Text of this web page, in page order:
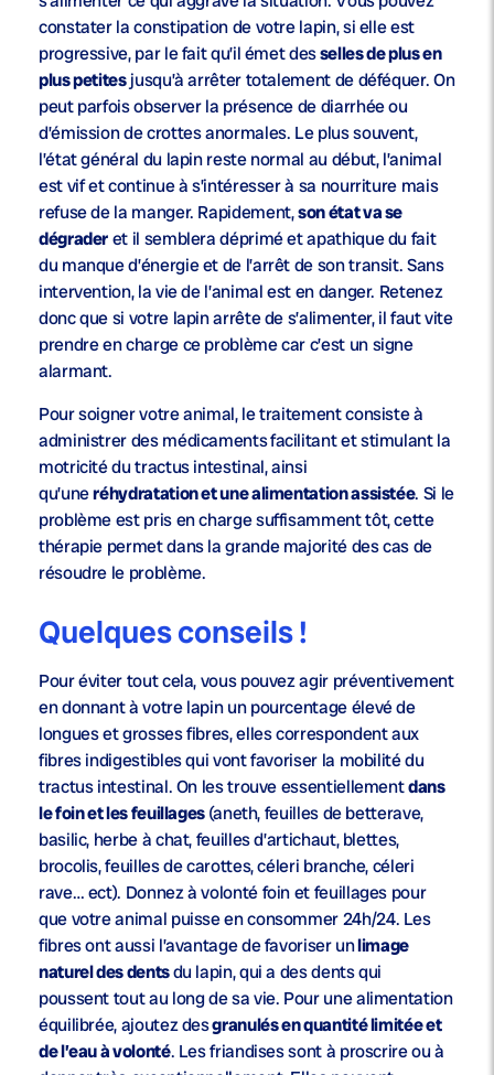
constater la constipation de votre lapin, si elle est
progressive, par le fait qu’il émet desselles de plus en
plus petitesjusqu’à arrêter totalement de déféquer. On
peut parfois observer la présence de diarrhée ou
d’émission de crottes anormales. Le plus souvent,
l’état général du lapin reste normal au début, l’animal
est vif et continue à s’intéresser à sa nourriture mais
refuse de la manger. Rapidement,son état va se
dégraderet il semblera déprimé et apathique du fait
du manque d’énergie et de l’arrêt de son transit. Sans
intervention, la vie de l’animal est en danger. Retenez
donc que si votre lapin arrête de s’alimenter, il faut vite
prendre en charge ce problème car c’est un signe
alarmant.
Pour soigner votre animal, le traitement consiste à
administrer des médicamentsfacilitant et stimulant la
motricité du tractus intestinal, ainsi
qu’uneréhydratation et une alimentation assistée. Si le
problème est pris en charge suffisamment tôt, cette
thérapie permet dans la grande majorité des cas de
résoudre le problème.
Quelques conseils !
Pour éviter tout cela, vous pouvez agir préventivement
en donnant à votre lapin un pourcentage élevé de
longues et grosses fibres, elles correspondent aux
fibres indigestibles qui vont favoriser la mobilité du
tractus intestinal. On les trouve essentiellementdans
le foin et les feuillages(aneth, feuilles de betterave,
basilic, herbe à chat, feuilles d’artichaut, blettes,
brocolis, feuilles de carottes, céleri branche, céleri
rave… ect). Donnez à volonté foin et feuillages pour
que votre animal puisse en consommer 24h/24. Les
fibres ont aussi l’avantage de favoriser unlimage
naturel des dentsdu lapin, qui a des dents qui
poussent tout au long de sa vie. Pour une alimentation
équilibrée, ajoutez desgranulés en quantité limitée et
de l’eau à volonté. Les friandises sont à proscrire ou à